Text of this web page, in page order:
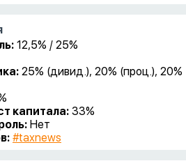
12,5% / 25%
25% (дивид.), 20% (проц.), 20%
капитала:33%
Нет
#taxnews